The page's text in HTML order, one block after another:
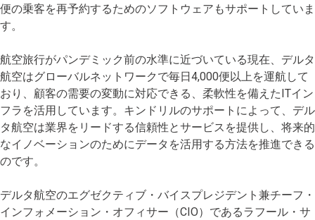
便の乗客を再予約するためのソフトウェアもサポートしていま
す。
航空旅行がパンデミック前の水準に近づいている現在、デルタ
航空はグローバルネットワークで毎日4,000便以上を運航して
おり、顧客の需要の変動に対応できる、柔軟性を備えたITイン
フラを活用しています。キンドリルのサポートによって、デル
タ航空は業界をリードする信頼性とサービスを提供し、将来的
なイノベーションのためにデータを活用する方法を推進できる
のです。
デルタ航空のエグゼクティブ・バイスプレジデント兼チーフ・
インフォメーション・オフィサー（CIO）であるラフール・サ